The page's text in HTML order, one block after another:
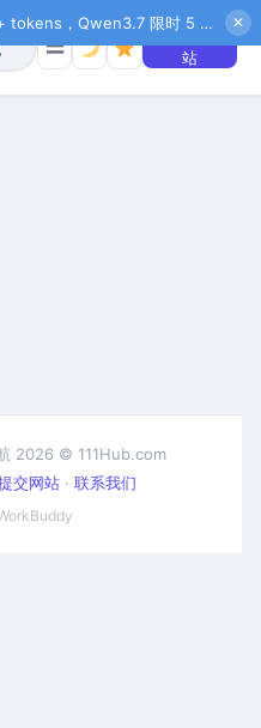
注送 1 万积分，加入 OPC 赢百万助力金，QoderWork CN 首月 0 元 ✕
☰
+ 提交网
站
2026 © 111Hub.com
交网站 · 联系我们